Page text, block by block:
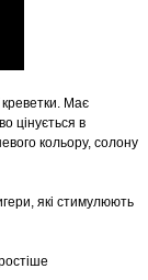
Має
цінується в
кольору, солону
які стимулюють